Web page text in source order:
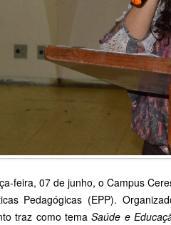
feira, 07 de junho, o Campus
Pedagógicas (EPP).
traz como temaSaúde e